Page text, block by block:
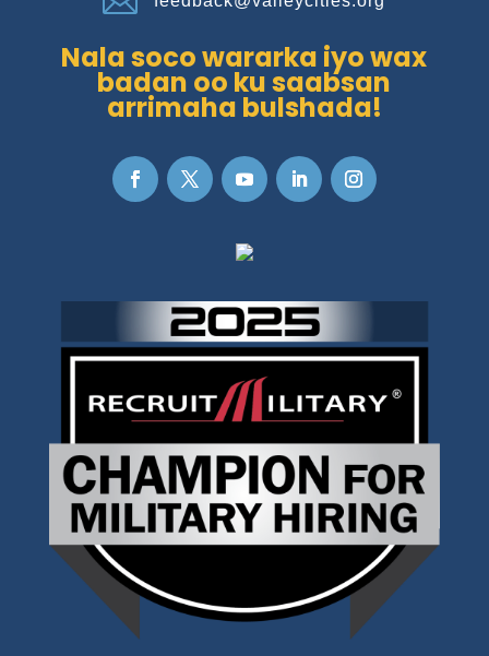
Nala soco wararka iyo wax
badan oo ku saabsan
arrimaha bulshada!